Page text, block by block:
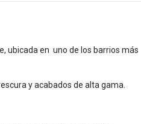
ubicada en uno de los barrios más
y acabados de alta gama.